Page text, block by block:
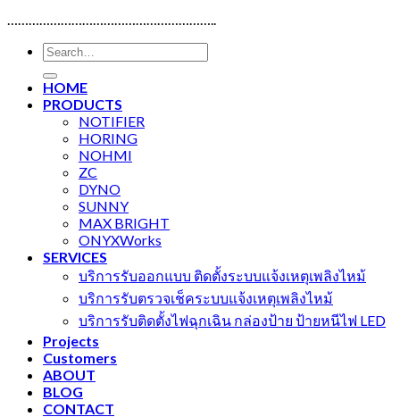
…………………………………………………..
Search
for:
HOME
PRODUCTS
NOTIFIER
HORING
NOHMI
ZC
DYNO
SUNNY
MAX BRIGHT
ONYXWorks
SERVICES
บริการรับออกแบบ ติดตั้งระบบแจ้งเหตุเพลิงไหม้
บริการรับตรวจเช็คระบบแจ้งเหตุเพลิงไหม้
บริการรับติดตั้งไฟฉุกเฉิน กล่องป้าย ป้ายหนีไฟ LED
Projects
Customers
ABOUT
BLOG
CONTACT